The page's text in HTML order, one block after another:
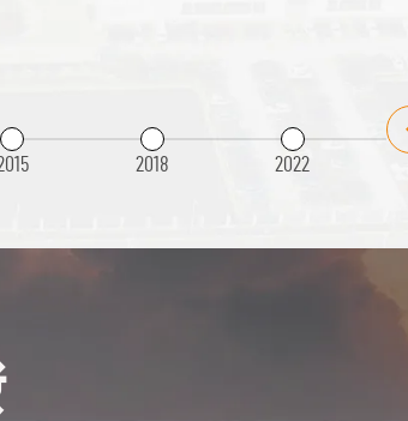
2018 2022